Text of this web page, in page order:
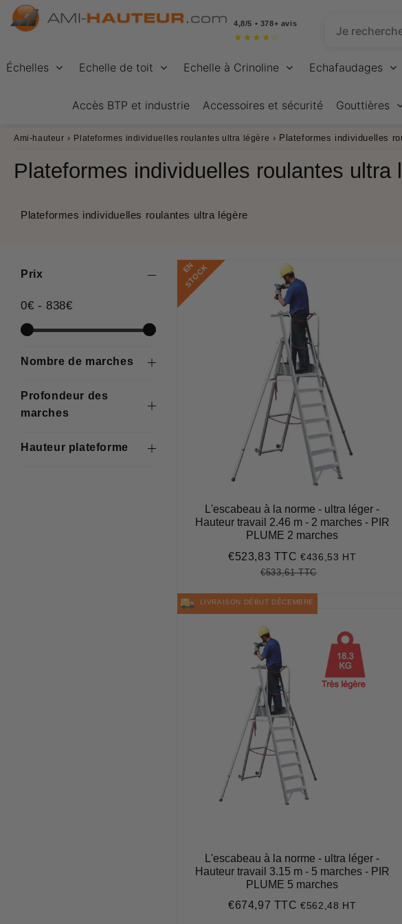
4,8/5 • 378+ avis
★ ★ ★ ★ ☆
Échelles Echelle de toit Echelle à Crinoline Echafaudages
Accès BTP et industrie Accessoires et sécurité Gouttières
Ami-hauteur › Plateformes individuelles roulantes ultra légère › Plateformes individuelles
Plateformes individuelles roulantes ultra
Plateformes individuelles roulantes ultra légère
Prix
0€ - 838€
Nombre de marches
Profondeur des
marches
Hauteur plateforme
E
N
S
T
O
C
K
L'escabeau à la norme - ultra léger -
Hauteur travail 2.46 m - 2 marches - PIR
PLUME 2 marches
Prix
€523,83 TTC€523,83
€436,53 HT
Prix
€533,61 TTC€533,61
LIVRAISON DÉBUT DÉCEMBRE
L'escabeau à la norme - ultra léger -
Hauteur travail 3.15 m - 5 marches - PIR
PLUME 5 marches
Prix
€674,97 TTC€674,97
€562,48 HT